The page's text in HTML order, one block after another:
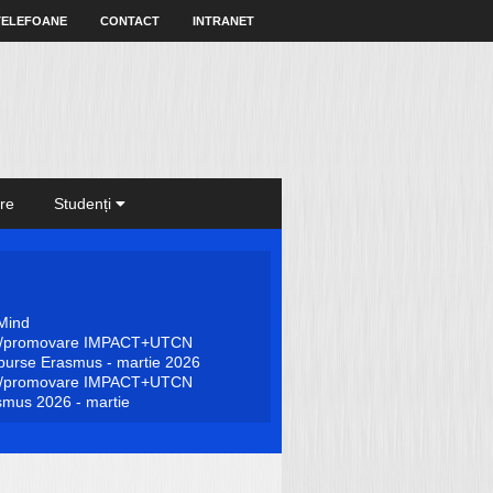
CONTACT INTRANET
Studenți
IMPACT+UTCN
Erasmus - martie 2026
IMPACT+UTCN
2026 - martie